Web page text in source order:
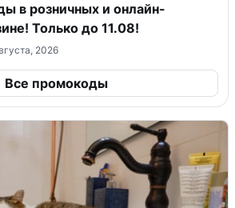
в розничных и онлайн-
Только до 11.08!
2026
Все промокоды